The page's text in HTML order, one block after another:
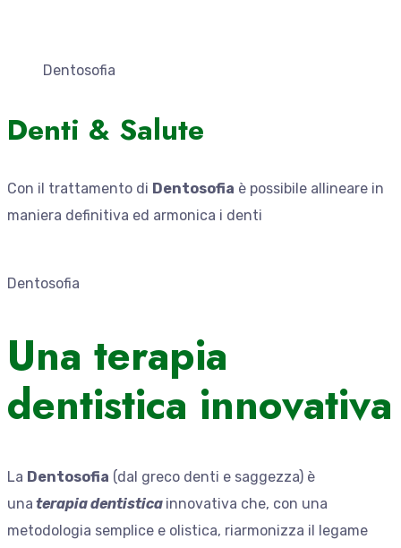
Dentosofia
Denti & Salute
Con il trattamento di Dentosofia è possibile allineare in
maniera definitiva ed armonica i denti
Dentosofia
Una terapia
dentistica innovativa
La Dentosofia (dal greco denti e saggezza) è
una terapia dentistica innovativa che, con una
metodologia semplice e olistica, riarmonizza il legame